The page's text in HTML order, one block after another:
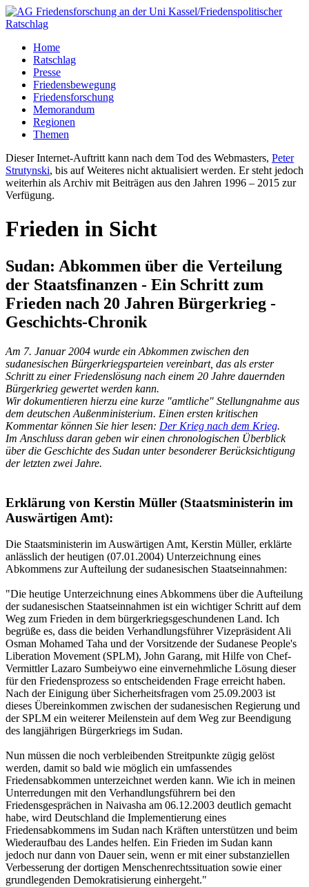
Home
Ratschlag
Presse
Friedensbewegung
Friedensforschung
Memorandum
Regionen
Themen
Dieser Internet-Auftritt kann nach dem Tod des Webmasters, Peter
Strutynski, bis auf Weiteres nicht aktualisiert werden. Er steht jedoch
weiterhin als Archiv mit Beiträgen aus den Jahren 1996 – 2015 zur
Verfügung.
Frieden in Sicht
Sudan: Abkommen über die Verteilung
der Staatsfinanzen - Ein Schritt zum
Frieden nach 20 Jahren Bürgerkrieg -
Geschichts-Chronik
Am 7. Januar 2004 wurde ein Abkommen zwischen den
sudanesischen Bürgerkriegsparteien vereinbart, das als erster
Schritt zu einer Friedenslösung nach einem 20 Jahre dauernden
Bürgerkrieg gewertet werden kann.
Wir dokumentieren hierzu eine kurze "amtliche" Stellungnahme aus
dem deutschen Außenministerium. Einen ersten kritischen
Kommentar können Sie hier lesen: Der Krieg nach dem Krieg.
Im Anschluss daran geben wir einen chronologischen Überblick
über die Geschichte des Sudan unter besonderer Berücksichtigung
der letzten zwei Jahre.
Erklärung von Kerstin Müller (Staatsministerin im
Auswärtigen Amt):
Die Staatsministerin im Auswärtigen Amt, Kerstin Müller, erklärte
anlässlich der heutigen (07.01.2004) Unterzeichnung eines
Abkommens zur Aufteilung der sudanesischen Staatseinnahmen:
"Die heutige Unterzeichnung eines Abkommens über die Aufteilung
der sudanesischen Staatseinnahmen ist ein wichtiger Schritt auf dem
Weg zum Frieden in dem bürgerkriegsgeschundenen Land. Ich
begrüße es, dass die beiden Verhandlungsführer Vizepräsident Ali
Osman Mohamed Taha und der Vorsitzende der Sudanese People's
Liberation Movement (SPLM), John Garang, mit Hilfe von Chef-
Vermittler Lazaro Sumbeiywo eine einvernehmliche Lösung dieser
für den Friedensprozess so entscheidenden Frage erreicht haben.
Nach der Einigung über Sicherheitsfragen vom 25.09.2003 ist
dieses Übereinkommen zwischen der sudanesischen Regierung und
der SPLM ein weiterer Meilenstein auf dem Weg zur Beendigung
des langjährigen Bürgerkriegs im Sudan.
Nun müssen die noch verbleibenden Streitpunkte zügig gelöst
werden, damit so bald wie möglich ein umfassendes
Friedensabkommen unterzeichnet werden kann. Wie ich in meinen
Unterredungen mit den Verhandlungsführern bei den
Friedensgesprächen in Naivasha am 06.12.2003 deutlich gemacht
habe, wird Deutschland die Implementierung eines
Friedensabkommens im Sudan nach Kräften unterstützen und beim
Wiederaufbau des Landes helfen. Ein Frieden im Sudan kann
jedoch nur dann von Dauer sein, wenn er mit einer substanziellen
Verbesserung der dortigen Menschenrechtssituation sowie einer
grundlegenden Demokratisierung einhergeht."